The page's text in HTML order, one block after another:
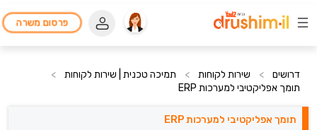
פרסום משרה
דרושים > שירות לקוחות > תמיכה טכנית | שירות לקוחות
>
תומך אפליקטיבי למערכות ERP
תומך אפליקטיבי למערכות ERP